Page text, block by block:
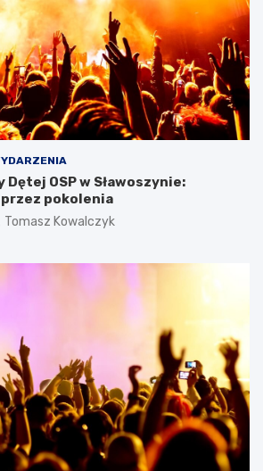
OSP w Sławoszynie:
pokolenia
Tomasz Kowalczyk